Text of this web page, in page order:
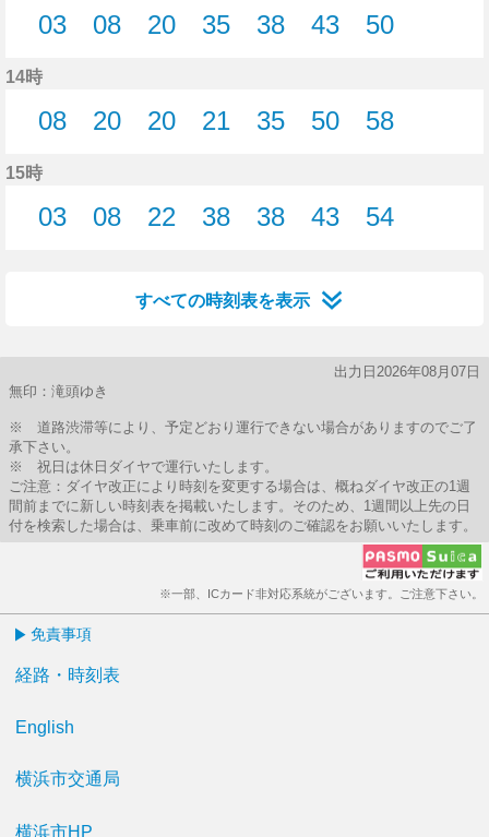
03
08
20
35
38
43
50
14時
08
20
20
21
35
50
58
15時
03
08
22
38
38
43
54
すべての時刻表を表示
出力日2026年08月07日
無印：滝頭ゆき
※ 道路渋滞等により、予定どおり運行できない場合がありますのでご了
承下さい。
※ 祝日は休日ダイヤで運行いたします。
ご注意：ダイヤ改正により時刻を変更する場合は、概ねダイヤ改正の1週
間前までに新しい時刻表を掲載いたします。そのため、1週間以上先の日
付を検索した場合は、乗車前に改めて時刻のご確認をお願いいたします。
※一部、ICカード非対応系統がございます。ご注意下さい。
免責事項
経路・時刻表
English
横浜市交通局
横浜市HP